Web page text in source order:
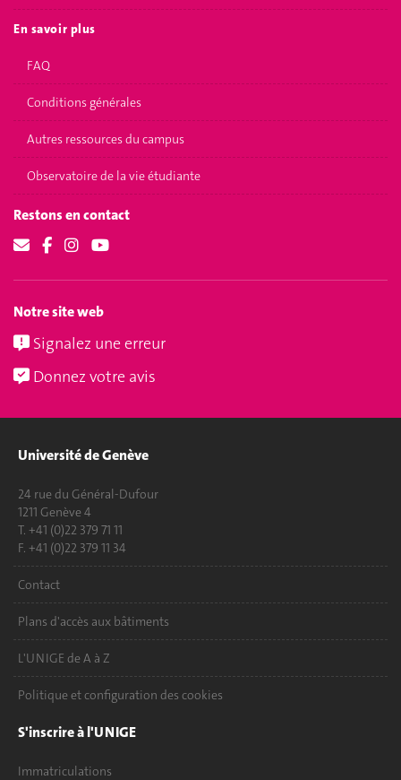
En savoir plus
FAQ
Conditions générales
Autres ressources du campus
Observatoire de la vie étudiante
Restons en contact
Notre site web
Signalez une erreur
Donnez votre avis
Université de Genève
24 rue du Général-Dufour
1211 Genève 4
T. +41 (0)22 379 71 11
F. +41 (0)22 379 11 34
Contact
Plans d'accès aux bâtiments
L'UNIGE de A à Z
Politique et configuration des cookies
S'inscrire à l'UNIGE
Immatriculations